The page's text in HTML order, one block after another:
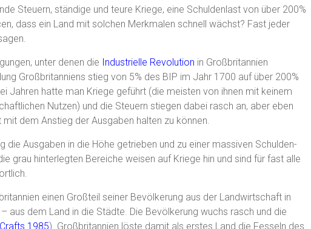
Steuern, ständige und teure Kriege, eine Schuldenlast von über 200%
dass ein Land mit solchen Merkmalen schnell wächst? Fast jeder
unter denen die Industrielle Revolution in Großbritannien
Großbritanniens stieg von 5% des BIP im Jahr 1700 auf über 200%
Jahren hatte man Kriege geführt (die meisten von ihnen mit keinem
Nutzen) und die Steuern stiegen dabei rasch an, aber eben
dem Anstieg der Ausgaben halten zu können.
die Ausgaben in die Höhe getrieben und zu einer massiven Schulden-
grau hinterlegten Bereiche weisen auf Kriege hin und sind für fast alle
einen Großteil seiner Bevölkerung aus der Landwirtschaft in
aus dem Land in die Städte. Die Bevölkerung wuchs rasch und die
Crafts 1985). Großbritannien löste damit als erstes Land die Fesseln des